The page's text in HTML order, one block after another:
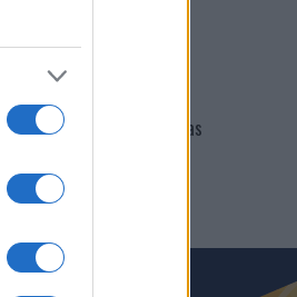
Giovannimaria Cabras